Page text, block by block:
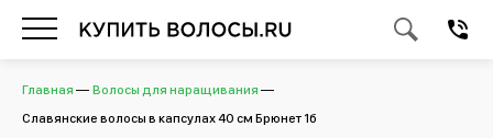
Главная
Волосы для наращивания
Славянские волосы в капсулах 40 см Брюнет 1б